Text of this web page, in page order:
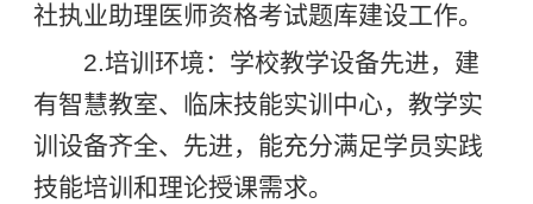
社执业助理医师资格考试题库建设工作。
2.培训环境：学校教学设备先进，建
有智慧教室、临床技能实训中心，教学实
训设备齐全、先进，能充分满足学员实践
技能培训和理论授课需求。